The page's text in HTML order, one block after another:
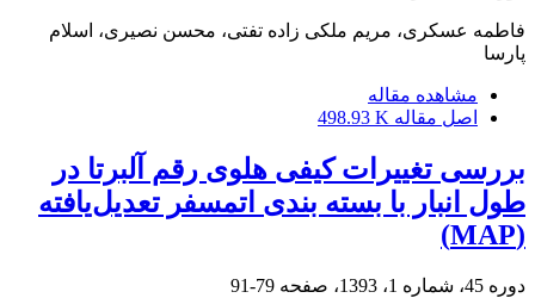
فاطمه عسکری، مریم ملکی زاده تفتی، محسن نصیری، اسلام
پارسا
مشاهده مقاله
اصل مقاله 498.93 K
بررسی تغییرات کیفی هلوی رقم آلبرتا در
طول انبار با بسته ‏بندی اتمسفر تعدیل‌یافته
(MAP)
دوره 45، شماره 1، 1393، صفحه 79-91